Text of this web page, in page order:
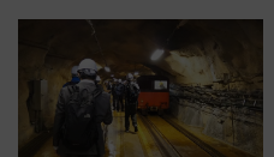
渡航先TOP5とは？ 円安時代の